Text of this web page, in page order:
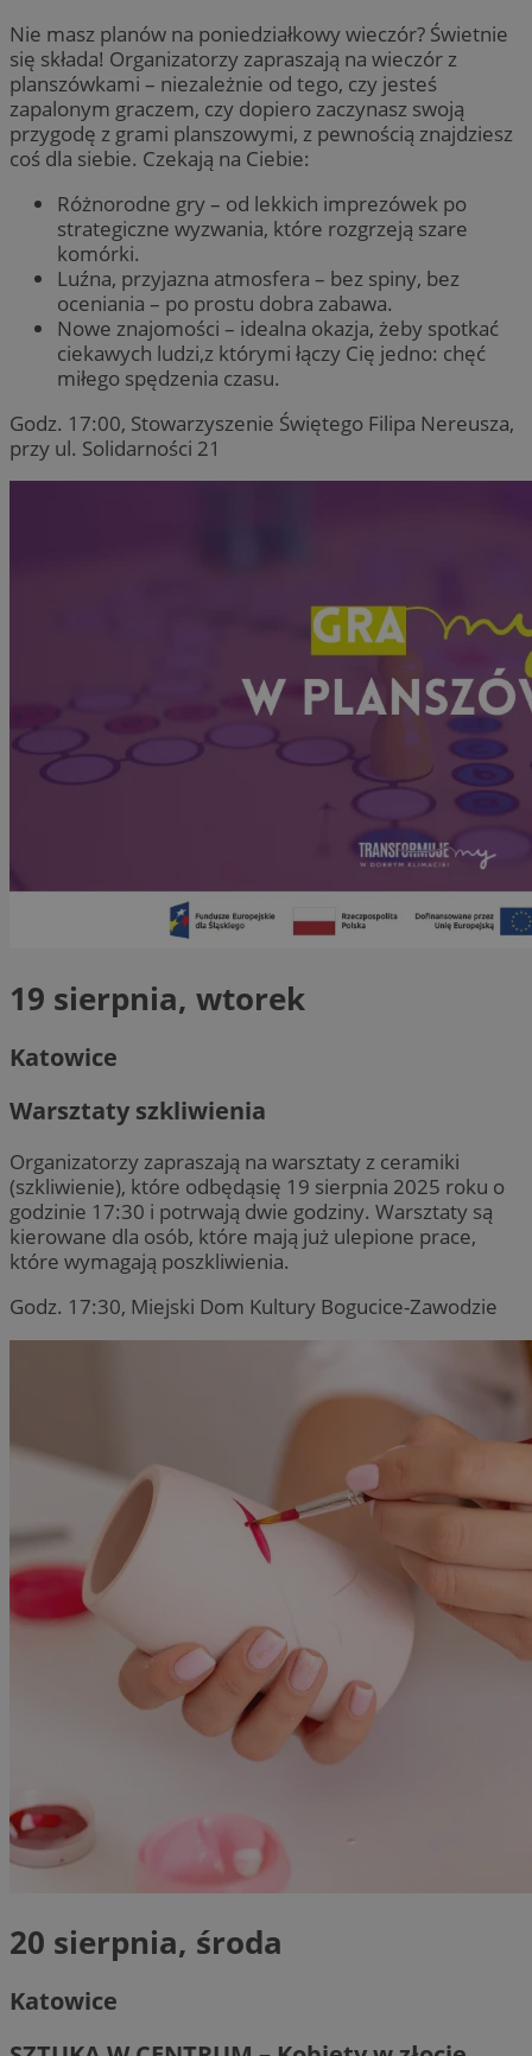
Nie masz planów na poniedziałkowy wieczór? Świetnie
się składa! Organizatorzy zapraszają na wieczór z
planszówkami – niezależnie od tego, czy jesteś
zapalonym graczem, czy dopiero zaczynasz swoją
przygodę z grami planszowymi, z pewnością znajdziesz
coś dla siebie. Czekają na Ciebie:
Różnorodne gry – od lekkich imprezówek po
strategiczne wyzwania, które rozgrzeją szare
komórki.
Luźna, przyjazna atmosfera – bez spiny, bez
oceniania – po prostu dobra zabawa.
Nowe znajomości – idealna okazja, żeby spotkać
ciekawych ludzi,z którymi łączy Cię jedno: chęć
miłego spędzenia czasu.
Godz. 17:00, Stowarzyszenie Świętego Filipa Nereusza,
przy ul. Solidarności 21
19 sierpnia, wtorek
Katowice
Warsztaty szkliwienia
Organizatorzy zapraszają na warsztaty z ceramiki
(szkliwienie), które odbędąsię 19 sierpnia 2025 roku o
godzinie 17:30 i potrwają dwie godziny. Warsztaty są
kierowane dla osób, które mają już ulepione prace,
które wymagają poszkliwienia.
Godz. 17:30, Miejski Dom Kultury Bogucice-Zawodzie
20 sierpnia, środa
Katowice